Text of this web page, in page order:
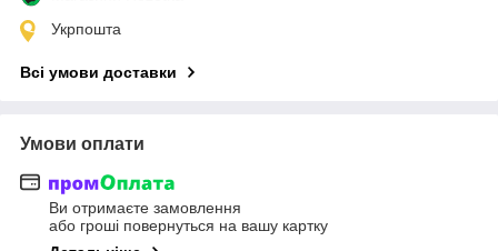
Укрпошта
Всі умови доставки
Умови оплати
Ви отримаєте замовлення
або гроші повернуться на вашу картку